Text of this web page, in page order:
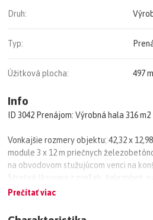
Druh:
Typ:
Úžitková plocha: 497
Info
ID 3042 Prenájom: Výrobná hala 316 m2
Vonkajšie rozmery objektu: 42,32 x
module 3 x 12 m priečnych
na obvodovom stužujúcom venci na
Strešná škrupina z prefab. železobet.
oblúkových nosníkoch strechy, nosníky
murovaných stĺpov striedavo 500/600
Prečítať viac